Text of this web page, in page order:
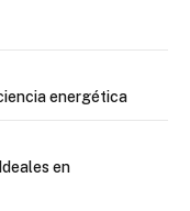
energética
en